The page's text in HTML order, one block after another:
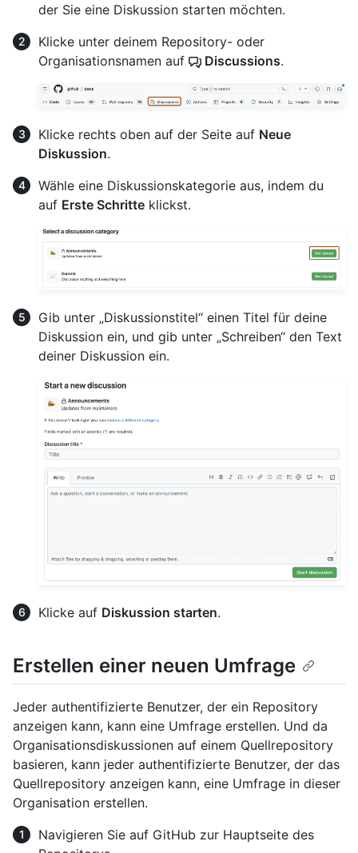
der Sie eine Diskussion starten möchten.
Klicke unter deinem Repository- oder
Organisationsnamen auf
Discussions.
Klicke rechts oben auf der Seite auf Neue
Diskussion.
Wähle eine Diskussionskategorie aus, indem du
auf Erste Schritte klickst.
Gib unter „Diskussionstitel“ einen Titel für deine
Diskussion ein, und gib unter „Schreiben“ den Text
deiner Diskussion ein.
Klicke auf Diskussion starten.
Erstellen einer neuen Umfrage
Jeder authentifizierte Benutzer, der ein Repository
anzeigen kann, kann eine Umfrage erstellen. Und da
Organisationsdiskussionen auf einem Quellrepository
basieren, kann jeder authentifizierte Benutzer, der das
Quellrepository anzeigen kann, eine Umfrage in dieser
Organisation erstellen.
Navigieren Sie auf GitHub zur Hauptseite des